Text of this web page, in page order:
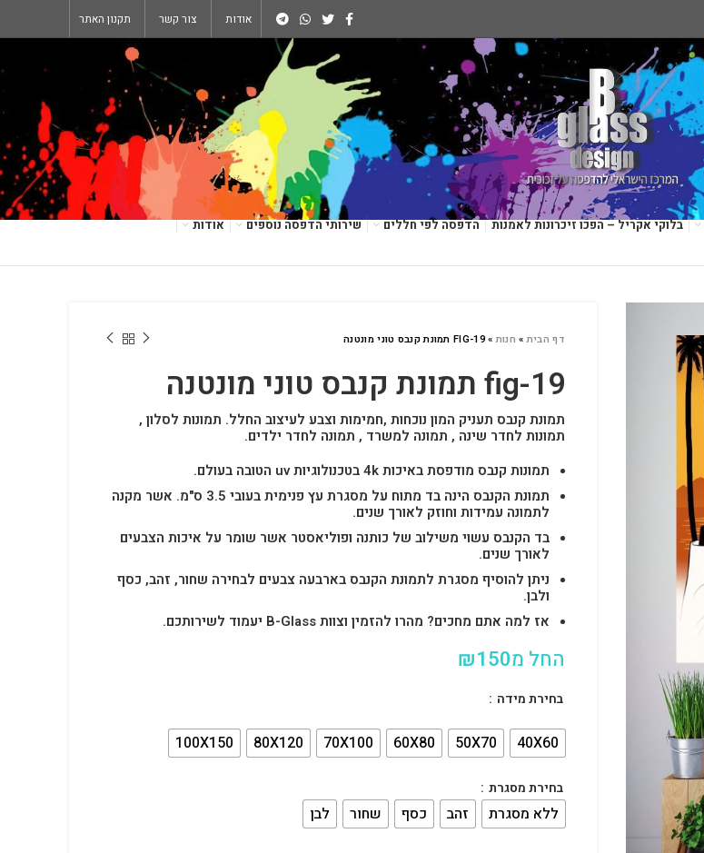
אודות צור קשר תקנון האתר
בלוקי אקריל – הפכו זיכרונות לאמנות הדפסה לפי חללים שירותי הדפסה נוספים אודות
דף הבית» חנות»FIG-19 תמונת קנבס טוני מונטנה
fig-19 תמונת קנבס טוני מונטנה
תמונת קנבס תעניק המון נוכחות ,חמימות וצבע לעיצוב החלל. תמונות לסלון ,
תמונות לחדר שינה , תמונה למשרד , תמונה לחדר ילדים.
תמונות קנבס מודפסת באיכות 4k בטכנולוגיות uv הטובה בעולם.
תמונת הקנבס הינה בד מתוח על מסגרת עץ פנימית בעובי 3.5 ס"מ. אשר מקנה
לתמונה עמידות וחוזק לאורך שנים.
בד הקנבס עשוי משילוב של כותנה ופוליאסטר אשר שומר על איכות הצבעים
לאורך שנים.
ניתן להוסיף מסגרת לתמונת הקנבס בארבעה צבעים לבחירה שחור, זהב, כסף
ולבן.
אז למה אתם מחכים? מהרו להזמין וצוות B-Glass יעמוד לשירותכם.
החל מ ₪150
בחירת מידה
40X60
50X70
60X80
70X100
80X120
100X150
בחירת מסגרת
ללא מסגרת זהב כסף שחור לבן